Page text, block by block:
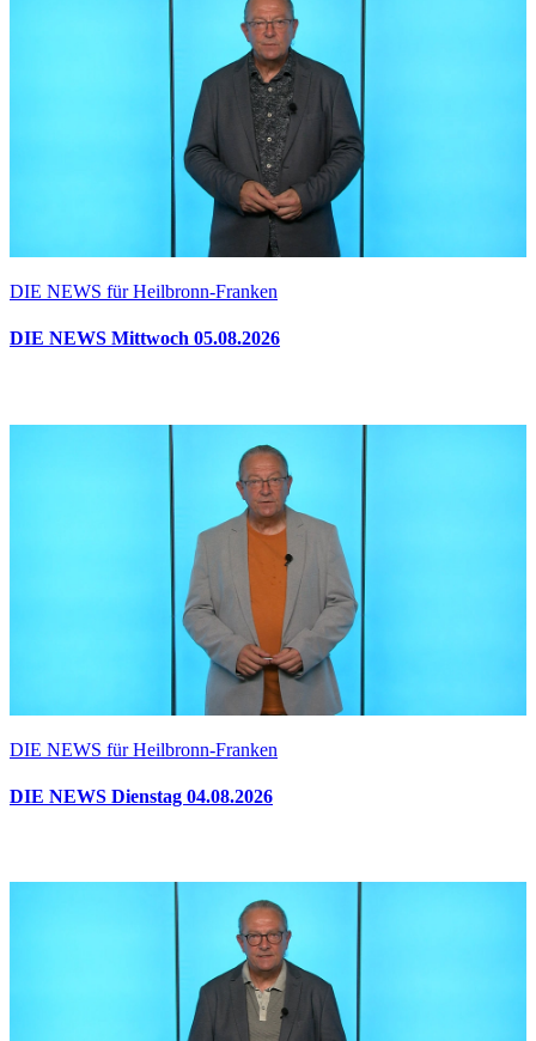
DIE NEWS für Heilbronn-Franken
DIE NEWS Mittwoch 05.08.2026
DIE NEWS für Heilbronn-Franken
DIE NEWS Dienstag 04.08.2026